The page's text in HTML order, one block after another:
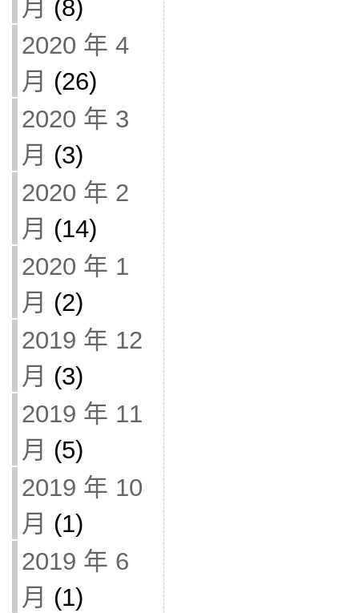
月 (8)
2020 年 4
月 (26)
2020 年 3
月 (3)
2020 年 2
月 (14)
2020 年 1
月 (2)
2019 年 12
月 (3)
2019 年 11
月 (5)
2019 年 10
月 (1)
2019 年 6
月 (1)